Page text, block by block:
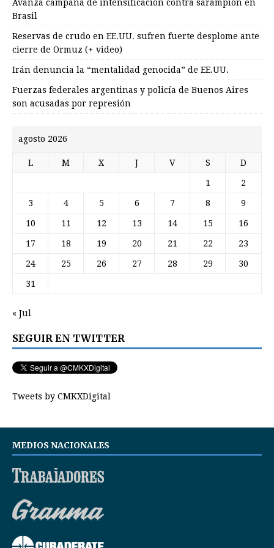
Avanza campaña de intensificación contra sarampión en
Brasil
Reservas de crudo en EE.UU. sufren fuerte desplome ante
cierre de Ormuz (+ video)
Irán denuncia la “mentalidad genocida” de EE.UU.
Fuerzas federales argentinas y policía de Buenos Aires
son acusadas por represión
agosto 2026
L M X J V S D
1 2
3 4 5 6 7 8 9
10 11 12 13 14 15 16
17 18 19 20 21 22 23
24 25 26 27 28 29 30
31
« Jul
SEGUIR EN TWITTER
Tweets by CMKXDigital
MEDIOS NACIONALES